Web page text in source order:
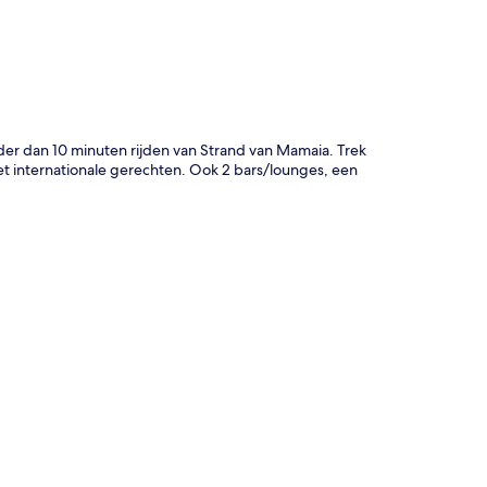
dan 10 minuten rijden van Strand van Mamaia. Trek
internationale gerechten. Ook 2 bars/lounges, een